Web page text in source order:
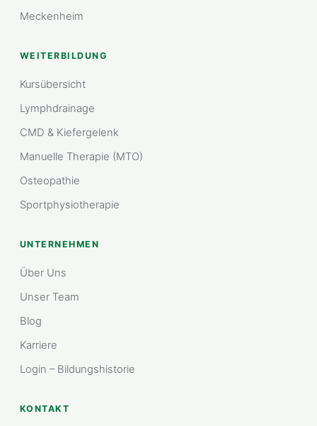
Meckenheim
WEITERBILDUNG
Kursübersicht
Lymphdrainage
CMD & Kiefergelenk
Manuelle Therapie (MTO)
Osteopathie
Sportphysiotherapie
UNTERNEHMEN
Über Uns
Unser Team
Blog
Karriere
Login – Bildungshistorie
KONTAKT